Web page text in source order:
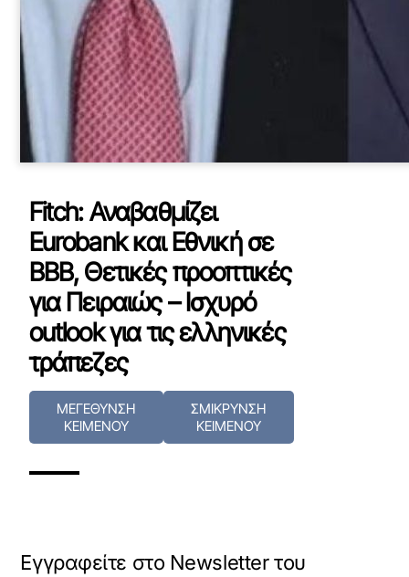
Fitch: Αναβαθμίζει
Eurobank και Εθνική σε
ΒΒΒ, Θετικές προοπτικές
για Πειραιώς – Iσχυρό
outlook για τις ελληνικές
τράπεζες
ΜΕΓΕΘΥΝΣΗ
ΚΕΙΜΕΝΟΥ
ΣΜΙΚΡΥΝΣΗ
ΚΕΙΜΕΝΟΥ
Εγγραφείτε στο Newsletter του